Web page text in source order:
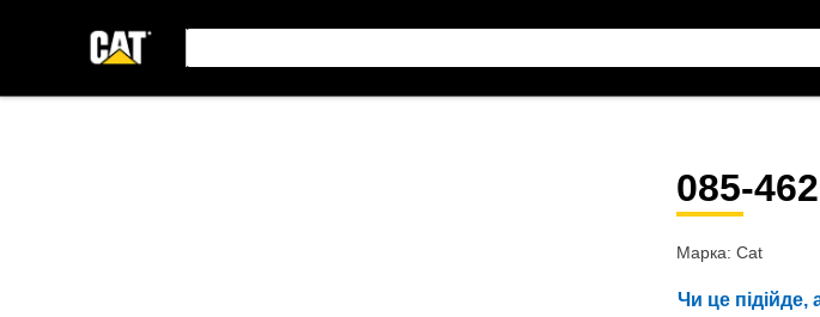
085-
Марка: Cat
Чи це підійде,